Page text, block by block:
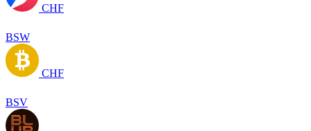
CHF
BSW
CHF
BSV